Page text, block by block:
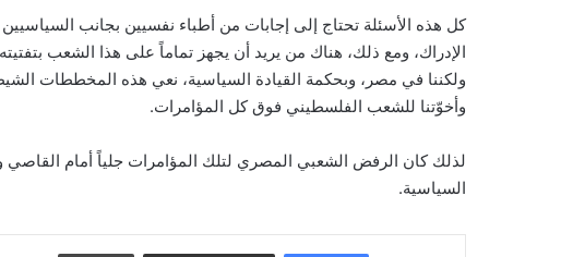
كل هذه الأسئلة تحتاج إلى إجابات من أطباء نفسيين بجانب
الإدراك، ومع ذلك، هناك من يريد أن يجهز تماماً على هذا الشعب
ولكننا في مصر، وبحكمة القيادة السياسية، نعي هذه المخططات
وأخوّتنا للشعب الفلسطيني فوق كل المؤامرات.
لذلك كان الرفض الشعبي المصري لتلك المؤامرات جلياً أمام القاصي
السياسية.